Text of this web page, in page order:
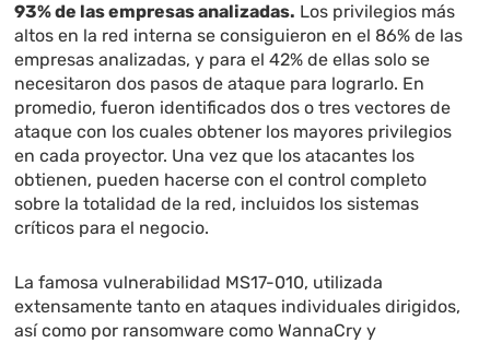
93% de las empresas analizadas. Los privilegios más
altos en la red interna se consiguieron en el 86% de las
empresas analizadas, y para el 42% de ellas solo se
necesitaron dos pasos de ataque para lograrlo. En
promedio, fueron identificados dos o tres vectores de
ataque con los cuales obtener los mayores privilegios
en cada proyector. Una vez que los atacantes los
obtienen, pueden hacerse con el control completo
sobre la totalidad de la red, incluidos los sistemas
críticos para el negocio.
La famosa vulnerabilidad MS17-010, utilizada
extensamente tanto en ataques individuales dirigidos,
así como por ransomware como WannaCry y